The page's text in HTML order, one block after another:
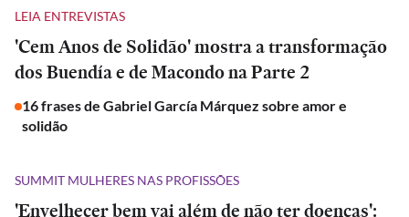
LEIA ENTREVISTAS
'Cem Anos de Solidão' mostra a transformação
dos Buendía e de Macondo na Parte 2
16 frases de Gabriel García Márquez sobre amor e
solidão
SUMMIT MULHERES NAS PROFISSÕES
'Envelhecer bem vai além de não ter doenças':